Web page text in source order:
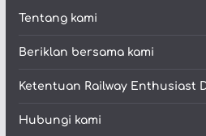
Tentang kami
Beriklan bersama kami
Ketentuan Railway Enthusiast
Hubungi kami